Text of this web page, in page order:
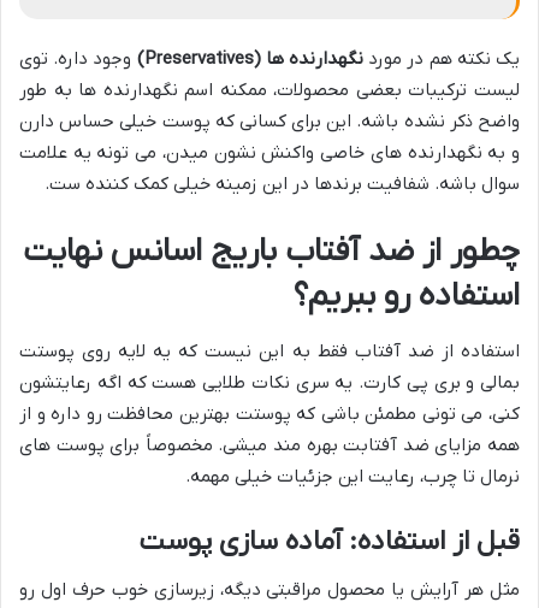
یک نکته هم در مورد نگهدارنده ها (Preservatives)
وجود داره. توی
لیست ترکیبات بعضی محصولات، ممکنه اسم نگهدارنده ها به طور
واضح ذکر نشده باشه. این برای کسانی که پوست خیلی حساس دارن
و به نگهدارنده های خاصی واکنش نشون میدن، می تونه یه علامت
سوال باشه. شفافیت برندها در این زمینه خیلی کمک کننده ست.
چطور از ضد آفتاب باریج اسانس نهایت
استفاده رو ببریم؟
استفاده از ضد آفتاب فقط به این نیست که یه لایه روی پوستت
بمالی و بری پی کارت. یه سری نکات طلایی هست که اگه رعایتشون
کنی، می تونی مطمئن باشی که پوستت بهترین محافظت رو داره و از
همه مزایای ضد آفتابت بهره مند میشی. مخصوصاً برای پوست های
نرمال تا چرب، رعایت این جزئیات خیلی مهمه.
قبل از استفاده: آماده سازی پوست
مثل هر آرایش یا محصول مراقبتی دیگه، زیرسازی خوب حرف اول رو